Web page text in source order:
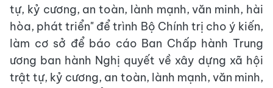
tự, kỷ cương, an toàn, lành mạnh, văn minh, hài
hòa, phát triển" để trình Bộ Chính trị cho ý kiến,
làm cơ sở để báo cáo Ban Chấp hành Trung
ương ban hành Nghị quyết về xây dựng xã hội
trật tự, kỷ cương, an toàn, lành mạnh, văn minh,